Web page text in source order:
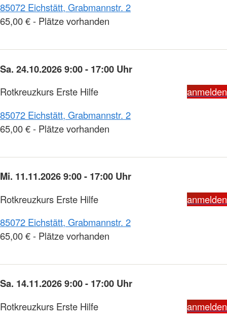
85072 Eichstätt, Grabmannstr. 2
65,00 € - Plätze vorhanden
Sa. 24.10.2026 9:00 - 17:00 Uhr
Rotkreuzkurs Erste Hilfe
anmelden
85072 Eichstätt, Grabmannstr. 2
65,00 € - Plätze vorhanden
Mi. 11.11.2026 9:00 - 17:00 Uhr
Rotkreuzkurs Erste Hilfe
anmelden
85072 Eichstätt, Grabmannstr. 2
65,00 € - Plätze vorhanden
Sa. 14.11.2026 9:00 - 17:00 Uhr
Rotkreuzkurs Erste Hilfe
anmelden